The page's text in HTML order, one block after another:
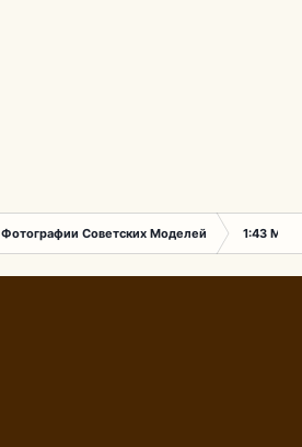
Фотографии Советских Моделей 1:43